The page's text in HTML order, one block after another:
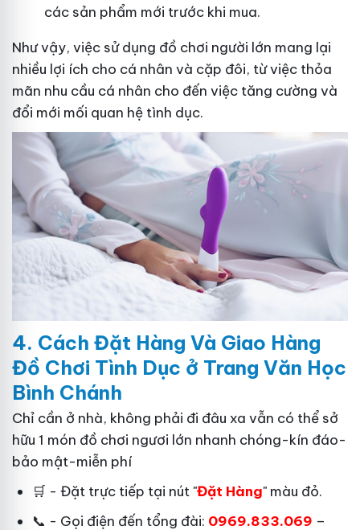
các sản phẩm mới trước khi mua.
Nhưvậy, việc sử dụng đồ chơi người lớn mang lại
nhiều lợi ích cho cá nhân và cặp đôi, từ việc thỏa
mãn nhu cầu cá nhân cho đến việc tăng cường và
đổi mới mối quan hệ tình dục.
4. Cách Đặt Hàng Và Giao Hàng
Đồ Chơi Tình Dục ở Trang Văn Học
Bình Chánh
Chỉ cần ở nhà, không phải đi đâu xa vẫn có thể sở
hữu 1 món đồ chơi ngươi lớn nhanh chóng-kín đáo-
bảo mật-miễn phí
🛒 - Đặt trực tiếp tại nút "Đặt Hàng" màu đỏ.
📞 - Gọi điện đến tổng đài: 0969.833.069 –